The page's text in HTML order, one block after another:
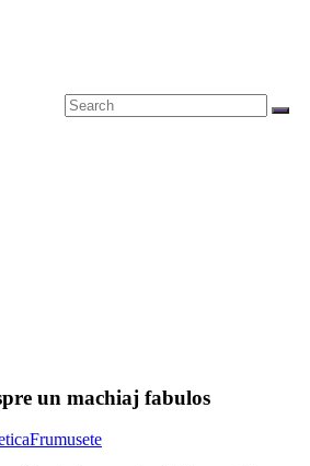
un machiaj fabulos
Frumusete